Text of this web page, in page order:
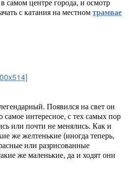
с катания на местномтрамвае
Появился на свет он
самое интересное, с тех самых пор
или почти не менялись. Как и
же желтенькие (иногда теперь,
или разрисованные
же маленькие, да и ходят они